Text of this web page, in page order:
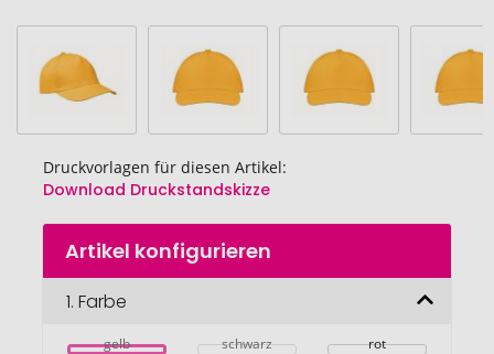
Druckvorlagen für diesen Artikel:
Download Druckstandskizze
Zum
Anfang
Bildgalerie
Artikel konfigurieren
1. Farbe
gelb schwarz
rot